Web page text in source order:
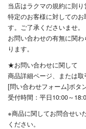
当店はラクマの規約に則り
特定のお客様に対しての
す。ご了承くださいませ。
お問い合わせの有無に関
ります。
★お問い合わせに関して
商品詳細ページ、または
[問い合わせフォーム]ボタ
受付時間：平日10:00～
※商品に関してお問合せい
ください。